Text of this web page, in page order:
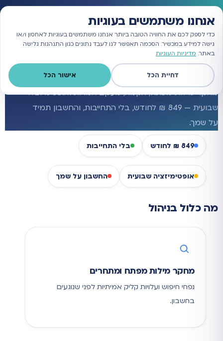
המיקום שלך באתר:קידום ממומן בגוגל
ניהול קמפיינים בגוגל
מחקר מילות מפתח, הקמה, מעקב המרות ואופטימיזציה
שבועית — 849 ₪ לחודש, בלי התחייבות, והחשבון תמיד
על שמך.
849 ₪ לחודש בלי התחייבות
אופטימיזציה שבועית החשבון על שמך
מה כלול בניהול
מחקר מילות מפתח ומתחרים
נפחי חיפוש ועלויות קליק אמיתיות לפני שנוגעים
בחשבון.
אנחנו משתמשים בעוגיות
כדי לספק לכם את החוויה הטובה ביותר אנחנו משתמשים בעוגיות לאחסון ו/או
גישה למידע במכשיר. הסכמה תאפשר לנו לעבד נתונים כגון התנהגות גלישה
באתר. מדיניות העוגיות
דחיית הכל אישור הכל